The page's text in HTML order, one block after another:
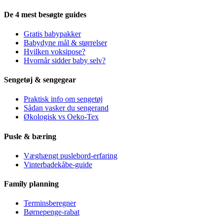
De 4 mest besøgte guides
Gratis babypakker
Babydyne mål & størrelser
Hvilken voksipose?
Hvornår sidder baby selv?
Sengetøj & sengegear
Praktisk info om sengetøj
Sådan vasker du sengerand
Økologisk vs Oeko-Tex
Pusle & bæring
Væghængt puslebord-erfaring
Vinterbadekåbe-guide
Family planning
Terminsberegner
Børnepenge-rabat